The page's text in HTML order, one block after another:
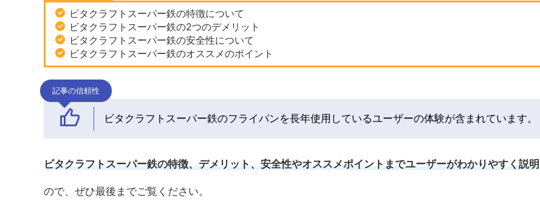
ビタクラフトスーパー鉄の特徴について
ビタクラフトスーパー鉄の2つのデメリット
ビタクラフトスーパー鉄の安全性について
ビタクラフトスーパー鉄のオススメのポイント
記事の信頼性
ビタクラフトスーパー鉄のフライパンを長年使用しているユーザーの体験が含まれています。
ビタクラフトスーパー鉄の特徴、デメリット、安全性やオススメポイントまでユーザーがわかりやすく説明
ので、ぜひ最後までご覧ください。